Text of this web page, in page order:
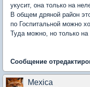
укусит, она только на
В общем дряной район
по Госпитальной можно
Туда можно, но только
Сообщение
Mexica